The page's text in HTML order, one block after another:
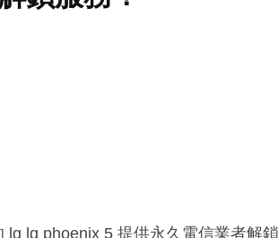
lg phoenix 5 提供永久電信業者解